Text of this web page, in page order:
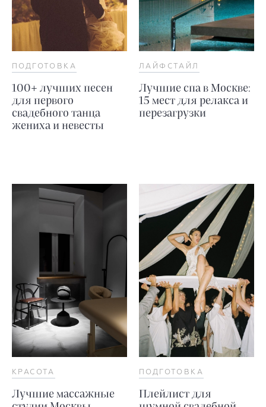
ПОДГОТОВКА
100+ лучших песен
для первого
свадебного танца
жениха и невесты
ЛАЙФСТАЙЛ
Лучшие спа в Москве:
15 мест для релакса и
перезагрузки
КРАСОТА
Лучшие массажные
ПОДГОТОВКА
Плейлист для